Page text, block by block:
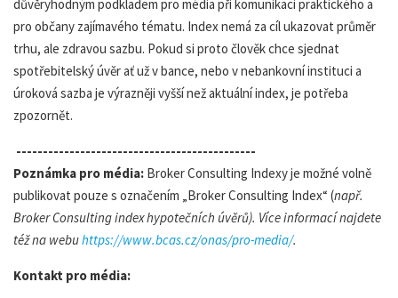
důvěryhodným podkladem pro média při komunikaci praktického a
pro občany zajímavého tématu. Index nemá za cíl ukazovat průměr
trhu, ale zdravou sazbu. Pokud si proto člověk chce sjednat
spotřebitelský úvěr ať už v bance, nebo v nebankovní instituci a
úroková sazba je výrazněji vyšší než aktuální index, je potřeba
zpozornět.
---------------------------------------------
Poznámka pro média: Broker Consulting Indexy je možné volně
publikovat pouze s označením „Broker Consulting Index“ (např.
Broker Consulting index hypotečních úvěrů). Více informací najdete
též na webuhttps://www.bcas.cz/onas/pro-media/.
Kontakt pro média: